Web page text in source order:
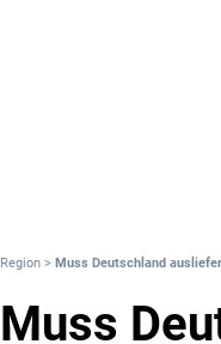
Region > Muss Deutschland
Muss